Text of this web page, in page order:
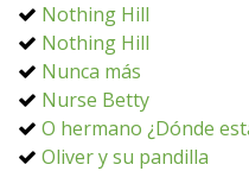
Nothing Hill
Nothing Hill
Nunca más
Nurse Betty
O hermano ¿Dónde
Oliver y su pandilla